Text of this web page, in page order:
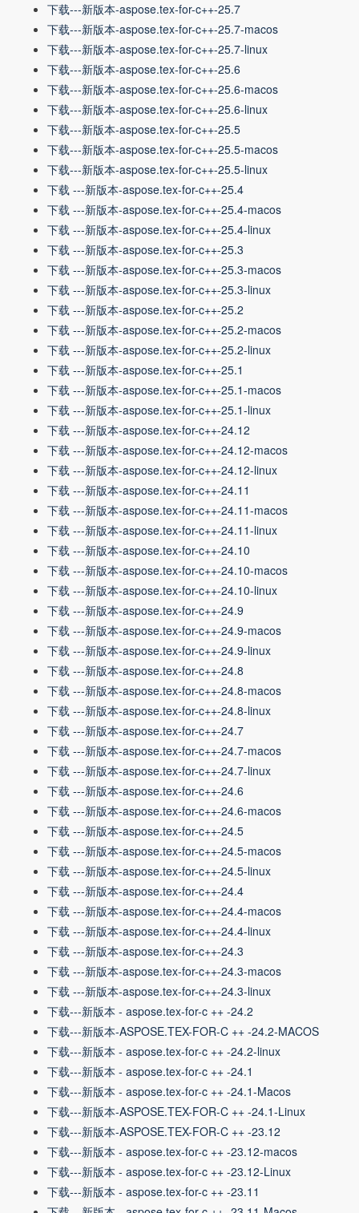
下载---新版本-aspose.tex-for-c++-25.7
下载---新版本-aspose.tex-for-c++-25.7-macos
下载---新版本-aspose.tex-for-c++-25.7-linux
下载---新版本-aspose.tex-for-c++-25.6
下载---新版本-aspose.tex-for-c++-25.6-macos
下载---新版本-aspose.tex-for-c++-25.6-linux
下载---新版本-aspose.tex-for-c++-25.5
下载---新版本-aspose.tex-for-c++-25.5-macos
下载---新版本-aspose.tex-for-c++-25.5-linux
下载 ---新版本-aspose.tex-for-c++-25.4
下载 ---新版本-aspose.tex-for-c++-25.4-macos
下载 ---新版本-aspose.tex-for-c++-25.4-linux
下载 ---新版本-aspose.tex-for-c++-25.3
下载 ---新版本-aspose.tex-for-c++-25.3-macos
下载 ---新版本-aspose.tex-for-c++-25.3-linux
下载 ---新版本-aspose.tex-for-c++-25.2
下载 ---新版本-aspose.tex-for-c++-25.2-macos
下载 ---新版本-aspose.tex-for-c++-25.2-linux
下载 ---新版本-aspose.tex-for-c++-25.1
下载 ---新版本-aspose.tex-for-c++-25.1-macos
下载 ---新版本-aspose.tex-for-c++-25.1-linux
下载 ---新版本-aspose.tex-for-c++-24.12
下载 ---新版本-aspose.tex-for-c++-24.12-macos
下载 ---新版本-aspose.tex-for-c++-24.12-linux
下载 ---新版本-aspose.tex-for-c++-24.11
下载 ---新版本-aspose.tex-for-c++-24.11-macos
下载 ---新版本-aspose.tex-for-c++-24.11-linux
下载 ---新版本-aspose.tex-for-c++-24.10
下载 ---新版本-aspose.tex-for-c++-24.10-macos
下载 ---新版本-aspose.tex-for-c++-24.10-linux
下载 ---新版本-aspose.tex-for-c++-24.9
下载 ---新版本-aspose.tex-for-c++-24.9-macos
下载 ---新版本-aspose.tex-for-c++-24.9-linux
下载 ---新版本-aspose.tex-for-c++-24.8
下载 ---新版本-aspose.tex-for-c++-24.8-macos
下载 ---新版本-aspose.tex-for-c++-24.8-linux
下载 ---新版本-aspose.tex-for-c++-24.7
下载 ---新版本-aspose.tex-for-c++-24.7-macos
下载 ---新版本-aspose.tex-for-c++-24.7-linux
下载 ---新版本-aspose.tex-for-c++-24.6
下载 ---新版本-aspose.tex-for-c++-24.6-macos
下载 ---新版本-aspose.tex-for-c++-24.5
下载 ---新版本-aspose.tex-for-c++-24.5-macos
下载 ---新版本-aspose.tex-for-c++-24.5-linux
下载 ---新版本-aspose.tex-for-c++-24.4
下载 ---新版本-aspose.tex-for-c++-24.4-macos
下载 ---新版本-aspose.tex-for-c++-24.4-linux
下载 ---新版本-aspose.tex-for-c++-24.3
下载 ---新版本-aspose.tex-for-c++-24.3-macos
下载 ---新版本-aspose.tex-for-c++-24.3-linux
下载---新版本 - aspose.tex-for-c ++ -24.2
下载---新版本-ASPOSE.TEX-FOR-C ++ -24.2-MACOS
下载---新版本 - aspose.tex-for-c ++ -24.2-linux
下载---新版本 - aspose.tex-for-c ++ -24.1
下载---新版本 - aspose.tex-for-c ++ -24.1-Macos
下载---新版本-ASPOSE.TEX-FOR-C ++ -24.1-Linux
下载---新版本-ASPOSE.TEX-FOR-C ++ -23.12
下载---新版本 - aspose.tex-for-c ++ -23.12-macos
下载---新版本 - aspose.tex-for-c ++ -23.12-Linux
下载---新版本 - aspose.tex-for-c ++ -23.11